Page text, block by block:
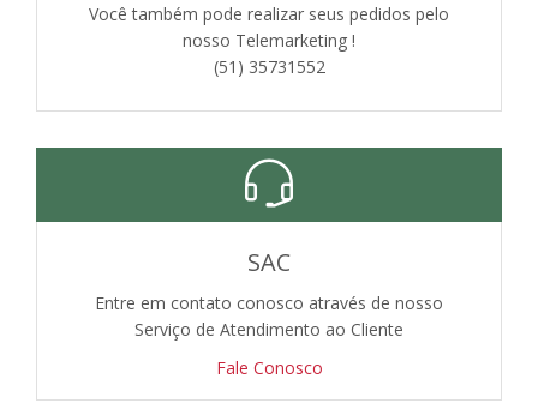
Você também pode realizar seus pedidos pelo
nosso Telemarketing !
(51) 35731552
SAC
Entre em contato conosco através de nosso
Serviço de Atendimento ao Cliente
Fale Conosco